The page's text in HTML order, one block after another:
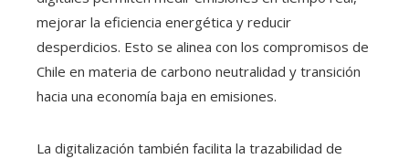
mejorar la eficiencia energética y reducir
desperdicios. Esto se alinea con los compromisos de
Chile en materia de carbono neutralidad y transición
hacia una economía baja en emisiones.
La digitalización también facilita la trazabilidad de